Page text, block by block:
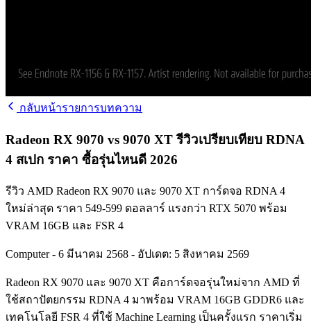
กลับหน้ารายการบทความ
Radeon RX 9070 vs 9070 XT รีวิวเปรียบเทียบ RDNA
4 สเปก ราคา ซื้อรุ่นไหนดี 2026
รีวิว AMD Radeon RX 9070 และ 9070 XT การ์ดจอ RDNA 4
ใหม่ล่าสุด ราคา 549-599 ดอลลาร์ แรงกว่า RTX 5070 พร้อม
VRAM 16GB และ FSR 4
Computer- 6 มีนาคม 2568 - อัปเดต: 5 สิงหาคม 2569
Radeon RX 9070 และ 9070 XT คือการ์ดจอรุ่นใหม่จาก AMD ที่
ใช้สถาปัตยกรรม RDNA 4 มาพร้อม VRAM 16GB GDDR6 และ
เทคโนโลยี FSR 4 ที่ใช้ Machine Learning เป็นครั้งแรก ราคาเริ่ม